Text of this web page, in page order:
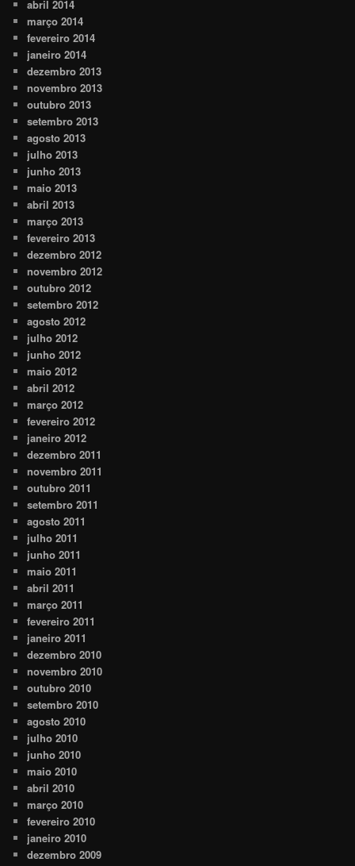
abril 2014
março 2014
fevereiro 2014
janeiro 2014
dezembro 2013
novembro 2013
outubro 2013
setembro 2013
agosto 2013
julho 2013
junho 2013
maio 2013
abril 2013
março 2013
fevereiro 2013
dezembro 2012
novembro 2012
outubro 2012
setembro 2012
agosto 2012
julho 2012
junho 2012
maio 2012
abril 2012
março 2012
fevereiro 2012
janeiro 2012
dezembro 2011
novembro 2011
outubro 2011
setembro 2011
agosto 2011
julho 2011
junho 2011
maio 2011
abril 2011
março 2011
fevereiro 2011
janeiro 2011
dezembro 2010
novembro 2010
outubro 2010
setembro 2010
agosto 2010
julho 2010
junho 2010
maio 2010
abril 2010
março 2010
fevereiro 2010
janeiro 2010
dezembro 2009